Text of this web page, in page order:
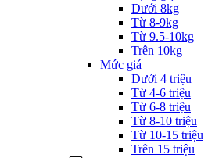
Dưới 8kg
Từ 8-9kg
Từ 9.5-10kg
Trên 10kg
Mức giá
Dưới 4 triệu
Từ 4-6 triệu
Từ 6-8 triệu
Từ 8-10 triệu
Từ 10-15 triệu
Trên 15 triệu